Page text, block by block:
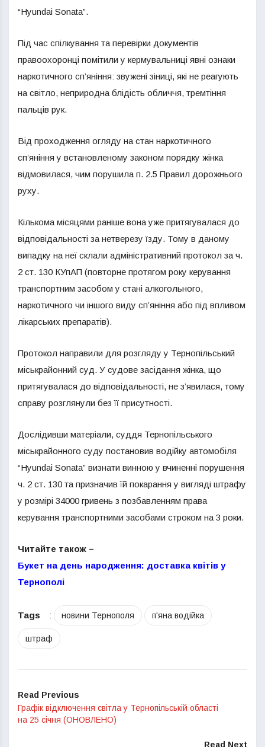
“Hyundai Sonata”.
Під час спілкування та перевірки документів
правоохоронці помітили у кермувальниці явні ознаки
наркотичного сп’яніння: звужені зіниці, які не реагують
на світло, неприродна блідість обличчя, тремтіння
пальців рук.
Від проходження огляду на стан наркотичного
сп’яніння у встановленому законом порядку жінка
відмовилася, чим порушила п. 2.5 Правил дорожнього
руху.
Кількома місяцями раніше вона уже притягувалася до
відповідальності за нетверезу їзду. Тому в даному
випадку на неї склали адміністративний протокол за ч.
2 ст. 130 КУпАП (повторне протягом року керування
транспортним засобом у стані алкогольного,
наркотичного чи іншого виду сп’яніння або під впливом
лікарських препаратів).
Протокол направили для розгляду у Тернопільський
міськрайонний суд. У судове засідання жінка, що
притягувалася до відповідальності, не з’явилася, тому
справу розглянули без її присутності.
Дослідивши матеріали, суддя Тернопільського
міськрайонного суду постановив водійку автомобіля
“Hyundai Sonata” визнати винною у вчиненні порушення
ч. 2 ст. 130 та призначив їй покарання у вигляді штрафу
у розмірі 34000 гривень з позбавленням права
керування транспортними засобами строком на 3 роки.
Читайте також –
Букет на день народження: доставка квітів у
Тернополі
Tags : новини Тернополя п'яна водійка
штраф
Read Previous
Графік відключення світла у Тернопільській області
на 25 січня (ОНОВЛЕНО)
Read Next